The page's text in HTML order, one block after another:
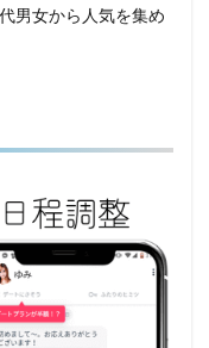
男女から人気を集め